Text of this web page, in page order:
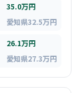
35.0万円
愛知県32.5万円
26.1万円
愛知県27.3万円